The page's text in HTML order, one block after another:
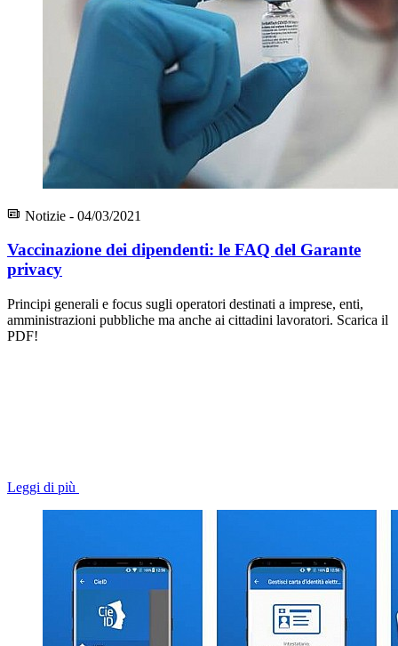
Notizie - 04/03/2021
Vaccinazione dei dipendenti: le FAQ del Garante
privacy
Principi generali e focus sugli operatori destinati a imprese, enti,
amministrazioni pubbliche ma anche ai cittadini lavoratori. Scarica il
PDF!
Leggi di più